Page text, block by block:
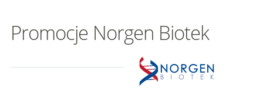
Promocje Norgen Biotek